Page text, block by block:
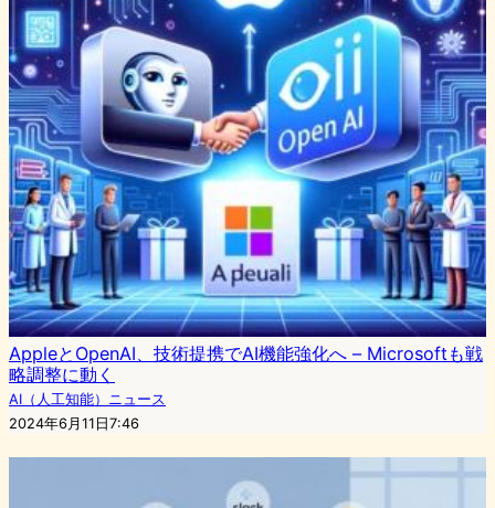
AppleとOpenAI、技術提携でAI機能強化へ – Microsoftも戦
略調整に動く
AI（人工知能）ニュース
2024年6月11日7:46